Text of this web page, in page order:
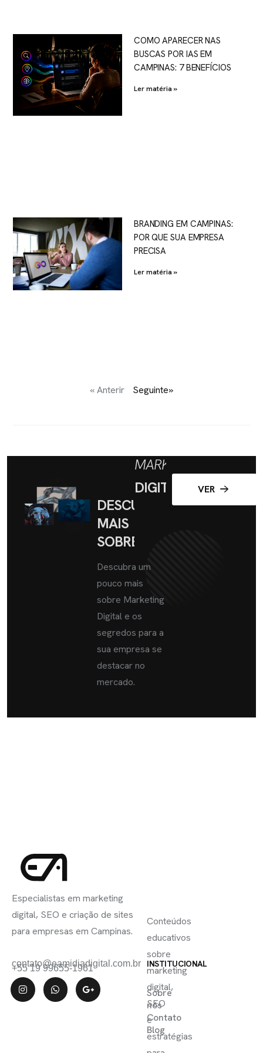
COMO APARECER NAS
BUSCAS POR IAS EM
CAMPINAS: 7 BENEFÍCIOS
Ler matéria »
BRANDING EM CAMPINAS:
POR QUE SUA EMPRESA
PRECISA
Ler matéria »
« Anterir Seguinte»
DESCUBRA
MAIS
SOBRE
MARKETING
DIGITAL
Descubra um
pouco mais
sobre Marketing
Digital e os
segredos para a
sua empresa se
destacar no
mercado.
VER
Especialistas em marketing
digital, SEO e criação de sites
para empresas em Campinas.
contato@eamidiadigital.com.br
+55 19 99655-1961 INSTITUCIONAL
Sobre
nós
Contato
Blog
Conteúdos
educativos
sobre
marketing
digital,
SEO
e
estratégias